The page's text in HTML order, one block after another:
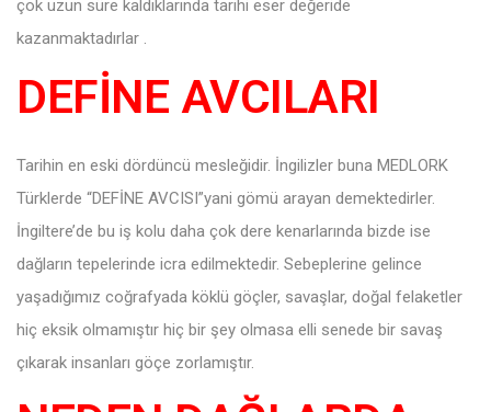
çok uzun süre kaldıklarında tarihi eser değeride
kazanmaktadırlar .
DEFİNE AVCILARI
Tarihin en eski dördüncü mesleğidir. İngilizler buna MEDLORK
Türklerde “DEFİNE AVCISI”yani gömü arayan demektedirler.
İngiltere’de bu iş kolu daha çok dere kenarlarında bizde ise
dağların tepelerinde icra edilmektedir. Sebeplerine gelince
yaşadığımız coğrafyada köklü göçler, savaşlar, doğal felaketler
hiç eksik olmamıştır hiç bir şey olmasa elli senede bir savaş
çıkarak insanları göçe zorlamıştır.